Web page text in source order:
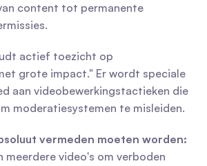
content tot permanente
actief toezicht op
grote impact." Er wordt speciale
aan videobewerkingstactieken die
moderatiesystemen te misleiden.
vermeden moeten worden: